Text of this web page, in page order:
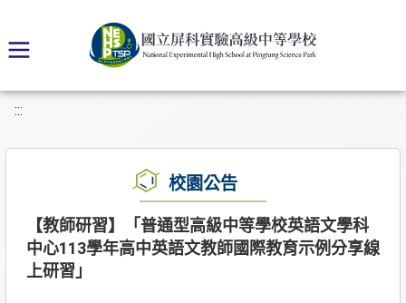
:::
校園公告
【教師研習】「普通型高級中等學校英語文學科
中心113學年高中英語文教師國際教育示例分享線
上研習」